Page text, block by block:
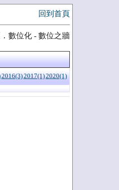
回到首頁
數位化 - 數位之牆
2016(3)2017(1)2020(1)